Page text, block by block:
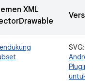
XML
Versi
SVG:
Plugin
untuk